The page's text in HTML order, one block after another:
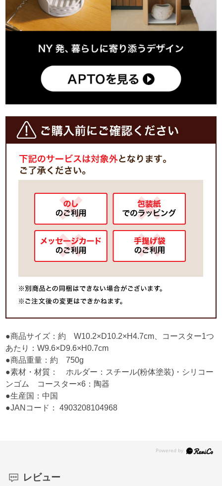
●商品サイズ：約 W10.2×D10.2×H4.7cm、コースター1つ
あたり：W9.6×D9.6×H0.7cm
●商品重量：約 750g
●素材・材質： ホルダー：スチール(粉体塗装)・シリコー
ンゴム コースター×6：陶器
●生産国：中国
●JANコード： 4903208104968
レビュー